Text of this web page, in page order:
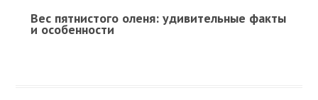
Вес пятнистого оленя: удивительные факты
и особенности